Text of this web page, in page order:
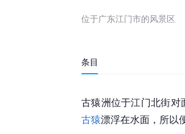
位于广东江门市的风景区
条目
古猿洲位于江门北街对
古猿漂浮在水面，所以